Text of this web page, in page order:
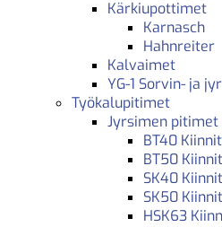
Kärkiupottimet
Karnasch
Hahnreiter
Kalvaimet
YG-1 Sorvin- ja
Työkalupitimet
Jyrsimen pitimet
BT40
BT50
SK40
SK50
HSK63